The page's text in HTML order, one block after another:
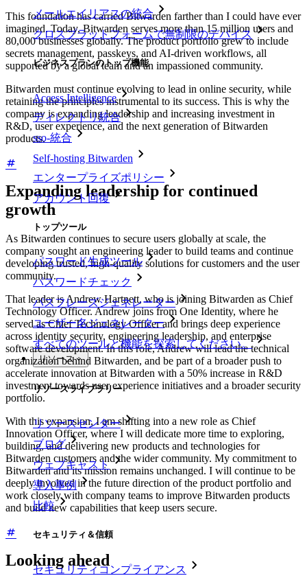
メールエイリアスの統合
クロスプラットフォームで無制限のデバイス
ビジネスプランのトップ機能
Access Intelligence
ディレクトリ統合
sso-統合
Self-hosting Bitwarden
エンタープライズポリシー
アカウント回復
トップツール
パスワード生成ツール
パスワードチェック
パスフレーズジェネレーター
ユーザー名ジェネレーター
すべてのツールと機能を探索してください。
リソース
リソースライブラリー
リソースセンター
ブログ
ウェブキャスト
導入事例
比較
セキュリティ＆信頼
セキュリティコンプライアンス
This foundation has carried Bitwarden farther than I could have ever
imagined. Today, Bitwarden serves more than 15 million users and
80,000 businesses globally. The product portfolio grew to include
secrets management, passkeys, and AI-driven workflows, all
supported by a global team and an impassioned community.
Bitwarden must continue evolving to lead in online security, while
retaining the principles instrumental to its success. This is why the
company is expanding leadership and increasing investment in
R&D, user experience, and the next generation of Bitwarden
products.
Expanding leadership for continued
growth
As Bitwarden continues to secure users globally at scale, the
company sought an engineering leader to build teams and continue
developing trusted, high-quality solutions for customers and the user
community.
That leader is Andrew Hartnett, who is joining Bitwarden as Chief
Technology Officer. Andrew joins from One Identity, where he
served as Chief Technology Officer and brings deep experience
across identity security, engineering leadership, and enterprise
software development. In this role, Andrew will lead the technical
organization behind Bitwarden, and be part of a broader push to
accelerate innovation at Bitwarden with a 50% increase in R&D
investment towards user experience initiatives and a broader security
portfolio.
With this expansion, I am shifting into a new role as Chief
Innovation Officer, where I will dedicate more time to exploring,
building, and delivering new products and technologies for
Bitwarden customers and the wider community. My commitment to
Bitwarden and its mission remains unchanged. I will continue to be
deeply involved in the future direction of the product portfolio and
work closely with company teams to improve Bitwarden products
and build new capabilities that keep users secure.
Looking ahead